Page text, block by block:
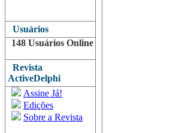
Usuários
148 Usuários Online
Revista
ActiveDelphi
Assine Já!
Edições
Sobre a Revista